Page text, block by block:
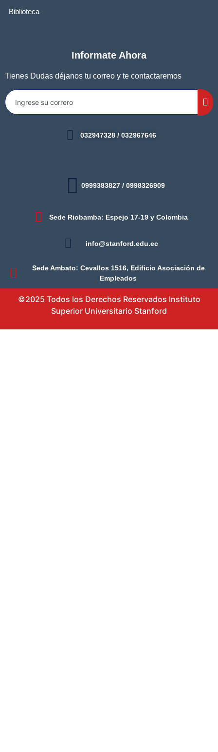
Biblioteca
Informate Ahora
Tienes Dudas déjanos tu correo y te contactaremos
032947328 / 032967646
0999383827 / 0998326909
Sede Riobamba: Espejo 17-19 y Colombia
info@stanford.edu.ec
Sede Ambato: Cevallos 1516, Edificio Asociación de
Empleados
©2025 Todos los Derechos Reservados Instituto
Superior Universitario Stanford